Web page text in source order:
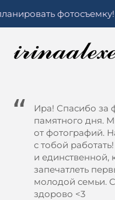
фотосъемку!
Ира! Спасибо за
памятного дня.
от фотографий.
с тобой
и единственной,
запечатлеть
молодой семьи.
здорово <3